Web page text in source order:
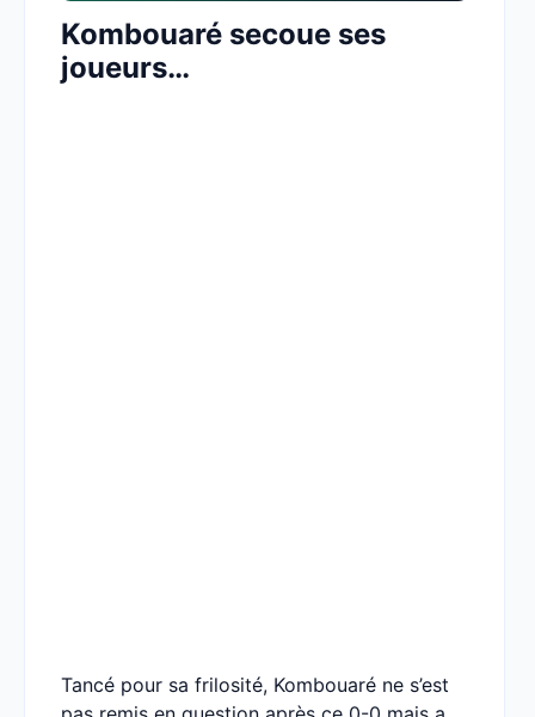
Kombouaré secoue ses
joueurs…
Tancé pour sa frilosité, Kombouaré ne s’est